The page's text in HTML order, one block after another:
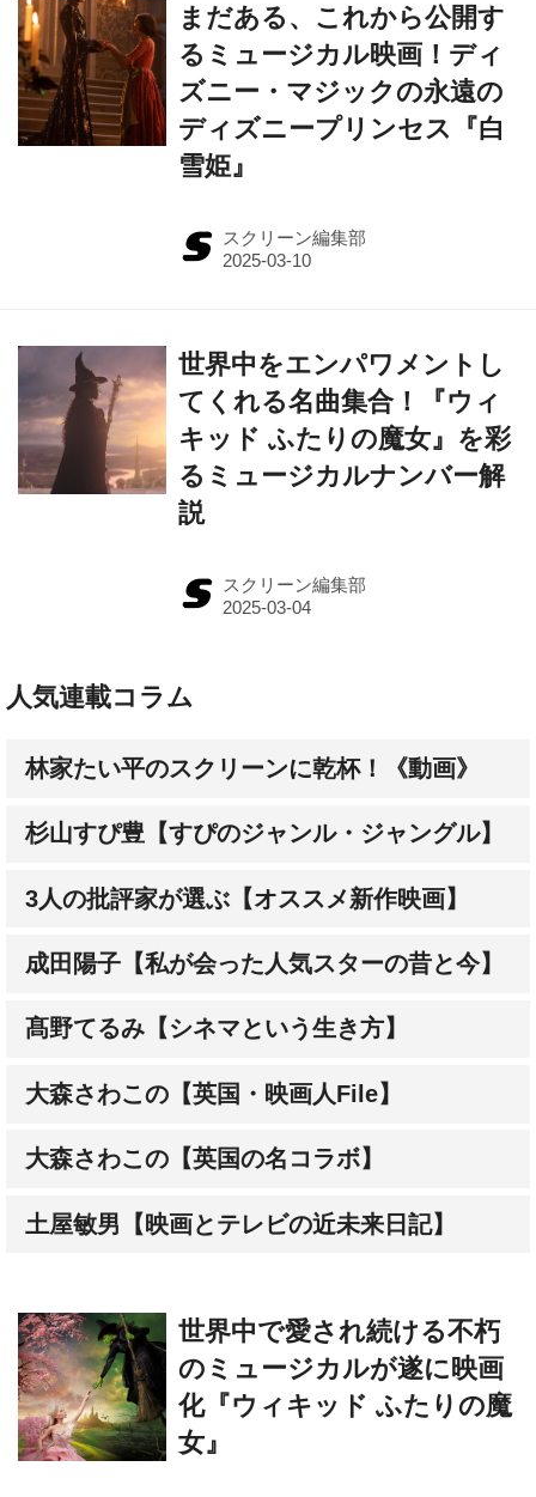
まだある、これから公開す
るミュージカル映画！ディ
ズニー・マジックの永遠の
ディズニープリンセス『白
雪姫』
スクリーン編集部
世界中をエンパワメントし
てくれる名曲集合！『ウィ
キッド ふたりの魔女』を彩
るミュージカルナンバー解
説
スクリーン編集部
人気連載コラム
林家たい平のスクリーンに乾杯！《動画》
杉山すぴ豊【すぴのジャンル・ジャングル】
3人の批評家が選ぶ【オススメ新作映画】
成田陽子【私が会った人気スターの昔と今】
髙野てるみ【シネマという生き方】
大森さわこの【英国・映画人File】
大森さわこの【英国の名コラボ】
土屋敏男【映画とテレビの近未来日記】
世界中で愛され続ける不朽
のミュージカルが遂に映画
化『ウィキッド ふたりの魔
女』